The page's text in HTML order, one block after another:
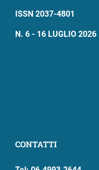
ISSN 2037-4801
N. 6 - 16 LUGLIO 2026
CONTATTI